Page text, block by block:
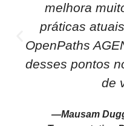
melhora
práticas
OpenPaths
desses pontos
de
—Mausam